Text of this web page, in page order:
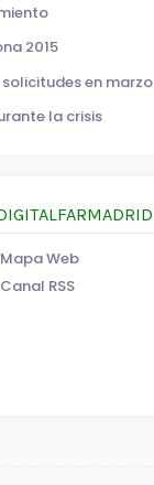
2015
solicitudes en marzo
la crisis
Mapa Web
Canal RSS